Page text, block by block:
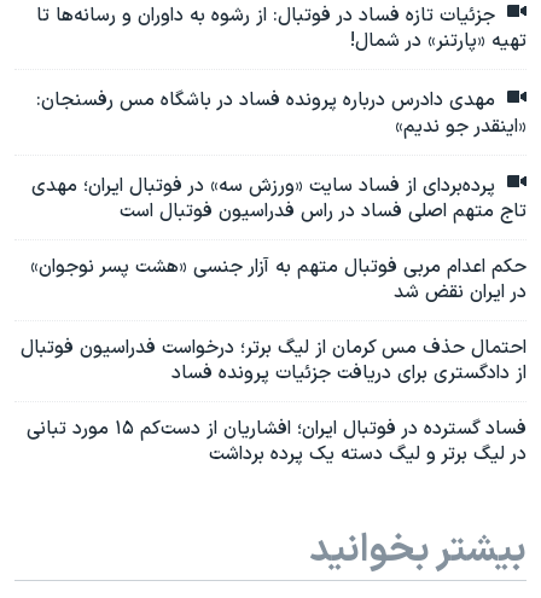
جزئیات تازه فساد در فوتبال: از رشوه به داوران و رسانه‌ها تا
تهیه «پارتنر» در شمال!
مهدی دادرس درباره پرونده فساد در باشگاه مس رفسنجان:
«اینقدر جو ندیم»
پرده‌بردای از فساد سایت «ورزش سه» در فوتبال ایران؛ مهدی
تاج متهم اصلی فساد در راس فدراسیون فوتبال است
حکم اعدام مربی فوتبال متهم به آزار جنسی «هشت پسر نوجوان»
در ایران نقض شد
احتمال حذف مس کرمان از لیگ برتر؛ درخواست فدراسیون فوتبال
از دادگستری برای دریافت جزئیات پرونده فساد
فساد گسترده در فوتبال ایران؛ افشاریان از دست‌کم ۱۵ مورد تبانی
در لیگ برتر و لیگ دسته یک پرده برداشت
بیشتر بخوانید